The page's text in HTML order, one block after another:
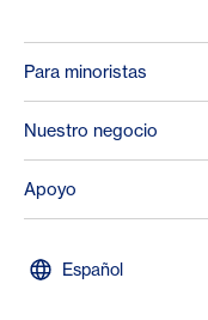
Para minoristas
Nuestro negocio
Apoyo
Español